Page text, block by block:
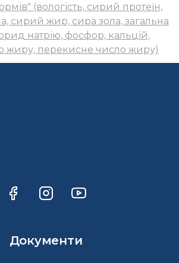
(вологість, сирий протеїн,
сирий жир, сира зола, загальна
натрію, фосфор, кальцій,
жиру, перекисне число жиру)
Документи